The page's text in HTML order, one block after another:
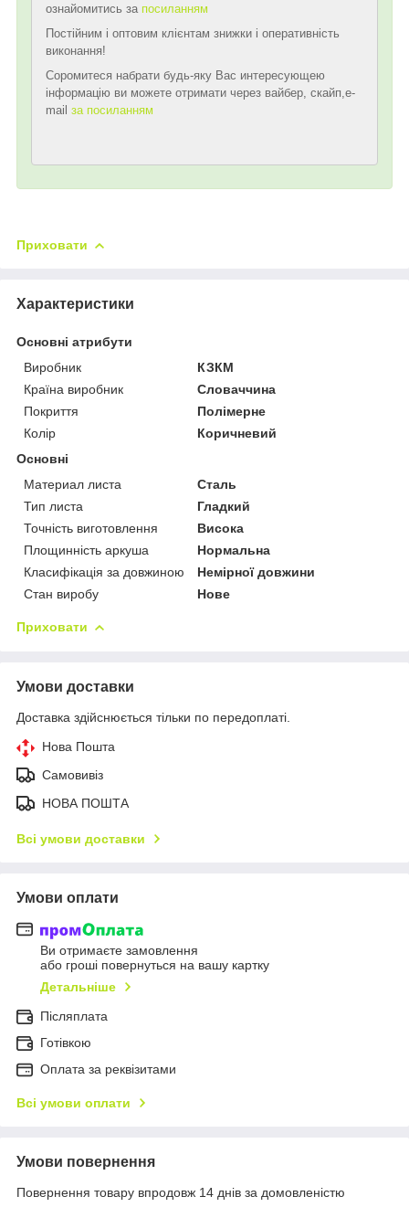
ознайомитись за посиланням
Постійним і оптовим клієнтам знижки і оперативність
виконання!
Соромитеся набрати будь-яку Вас интересующею
інформацію ви можете отримати через вайбер, скайп,e-
mail за посиланням
Приховати
Характеристики
Основні атрибути
Виробник
КЗКМ
Країна виробник
Словаччина
Покриття
Полімерне
Колір
Коричневий
Основні
Материал листа
Сталь
Тип листа
Гладкий
Точність виготовлення
Висока
Площинність аркуша
Нормальна
Класифікація за довжиною
Немірної довжини
Стан виробу
Нове
Приховати
Умови доставки
Доставка здійснюється тільки по передоплаті.
Нова Пошта
Самовивіз
НОВА ПОШТА
Всі умови доставки
Умови оплати
Ви отримаєте замовлення
або гроші повернуться на вашу картку
Детальніше
Післяплата
Готівкою
Оплата за реквізитами
Всі умови оплати
Умови повернення
Повернення товару впродовж 14 днів за домовленістю